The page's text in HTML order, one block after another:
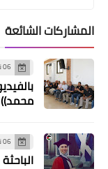
المشاركات الشائعة
06 نوفمبر 2019
06 نوفمبر 2019